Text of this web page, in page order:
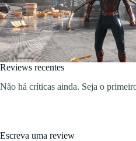
Reviews recentes
Não há críticas ainda. Seja o
Escreva uma review